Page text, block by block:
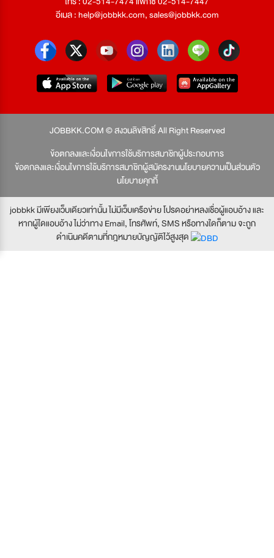
อีเมล :help@jobbkk.com,sales@jobbkk.com
JOBBKK.COM © สงวนลิขสิทธิ์ All Right Reserved
ข้อตกลงและเงื่อนไขการใช้บริการสมาชิกผู้ประกอบการ
ข้อตกลงและเงื่อนไขการใช้บริการสมาชิกผู้สมัครงานนโยบายความเป็นส่วนตัว
นโยบายคุกกี้
jobbkk มีเพียงเว็บเดียวเท่านั้น ไม่มีเว็บเครือข่าย โปรดอย่าหลงเชื่อผู้แอบอ้าง และ
หากผู้ใดแอบอ้าง ไม่ว่าทาง Email, โทรศัพท์, SMS หรือทางใดก็ตาม จะถูก
ดำเนินคดีตามที่กฎหมายบัญญัติไว้สูงสุด